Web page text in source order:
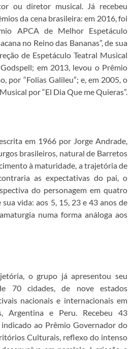
ou diretor musical. Já recebeu
da cena brasileira: em 2016, foi
APCA de Melhor Espetáculo
no Reino das Bananas”, de sua
de Espetáculo Teatral Musical
em 2013, levou o Prêmio
por “Folias Galileu”; e, em 2005, o
por “El Dia Que me Quieras”.
em 1966 por Jorge Andrade,
brasileiros, natural de Barretos
à maturidade, a trajetória de
as expectativas do pai, o
do personagem em quatro
vida: aos 5, 15, 23 e 43 anos de
numa forma análoga aos
o grupo já apresentou seu
70 cidades, de nove estados
nacionais e internacionais em
Argentina e Peru. Recebeu 43
ao Prêmio Governador do
Culturais, reflexo do intenso